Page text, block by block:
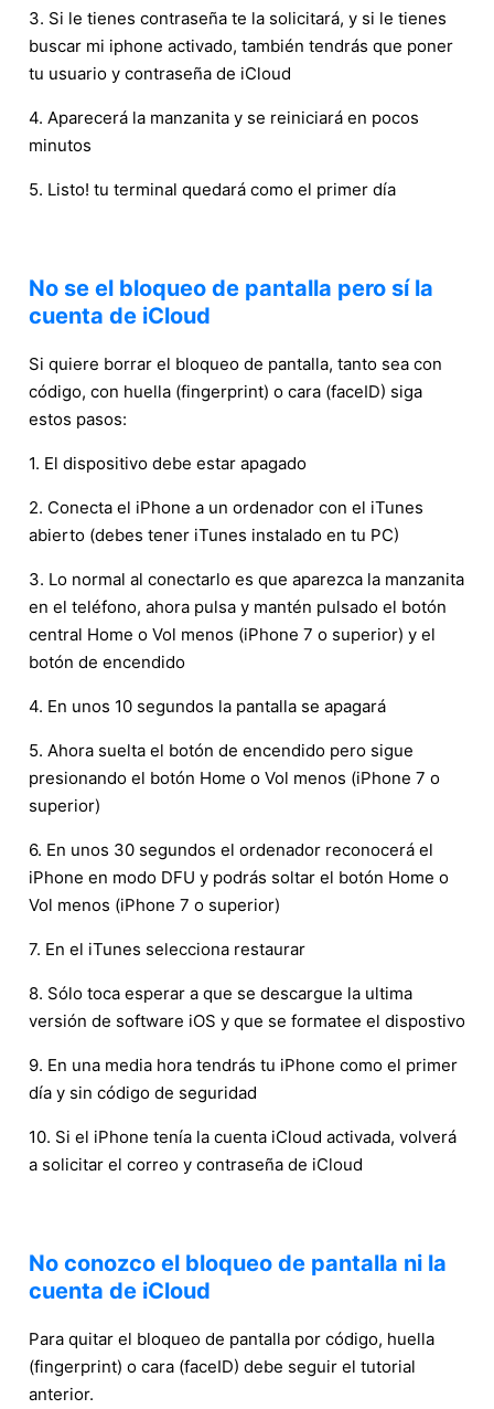
3. Si le tienes contraseña te la solicitará, y si le tienes
buscar mi iphone activado, también tendrás que poner
tu usuario y contraseña de iCloud
4. Aparecerá la manzanita y se reiniciará en pocos
minutos
5. Listo! tu terminal quedará como el primer día
No se el bloqueo de pantalla pero sí la
cuenta de iCloud
Si quiere borrar el bloqueo de pantalla, tanto sea con
código, con huella (fingerprint) o cara (faceID) siga
estos pasos:
1. El dispositivo debe estar apagado
2. Conecta el iPhone a un ordenador con el iTunes
abierto (debes tener iTunes instalado en tu PC)
3. Lo normal al conectarlo es que aparezca la manzanita
en el teléfono, ahora pulsa y mantén pulsado el botón
central Home o Vol menos (iPhone 7 o superior) y el
botón de encendido
4. En unos 10 segundos la pantalla se apagará
5. Ahora suelta el botón de encendido pero sigue
presionando el botón Home o Vol menos (iPhone 7 o
superior)
6. En unos 30 segundos el ordenador reconocerá el
iPhone en modo DFU y podrás soltar el botón Home o
Vol menos (iPhone 7 o superior)
7. En el iTunes selecciona restaurar
8. Sólo toca esperar a que se descargue la ultima
versión de software iOS y que se formatee el dispostivo
9. En una media hora tendrás tu iPhone como el primer
día y sin código de seguridad
10. Si el iPhone tenía la cuenta iCloud activada, volverá
a solicitar el correo y contraseña de iCloud
No conozco el bloqueo de pantalla ni la
cuenta de iCloud
Para quitar el bloqueo de pantalla por código, huella
(fingerprint) o cara (faceID) debe seguir el tutorial
anterior.